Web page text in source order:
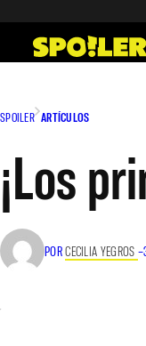
contenido
SPOILER ARTÍCULOS
¡Los
PORCECILIA YEGROS –